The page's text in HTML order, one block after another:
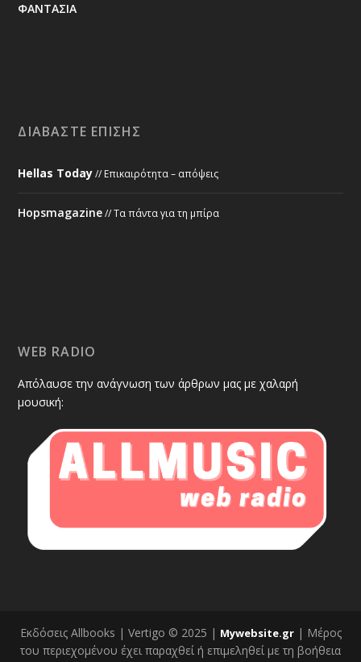
ΦΑΝΤΑΣΙΑ
ΔΙΑΒΆΣΤΕ ΕΠΊΣΗΣ
Hellas Today// Επικαιρότητα – απόψεις
Hopsmagazine// Τα πάντα για τη μπίρα
WEB RADIO
Απόλαυσε την ανάγνωση των άρθρων μας με χαλαρή
μουσική:
Εκδόσεις Allbooks | Vertigo © 2025 | Mywebsite.gr| Μέρος
του περιεχομένου έχει παραχθεί ή επιμεληθεί με τη βοήθεια